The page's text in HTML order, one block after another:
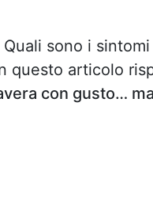
Quali sono i
questo articolo
con gusto…